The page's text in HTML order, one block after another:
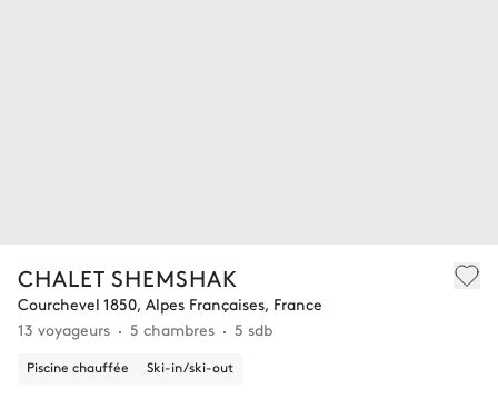
CHALET SHEMSHAK
Courchevel 1850, Alpes Françaises, France
13 voyageurs
5 chambres 5 sdb
Piscine chauffée Ski-in/ski-out